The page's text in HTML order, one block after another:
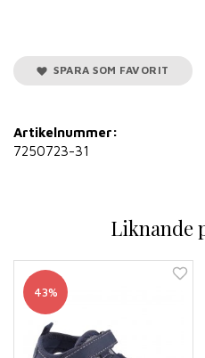
SPARA SOM FAVORIT
Artikelnummer:
7250723-31
Liknande
43%